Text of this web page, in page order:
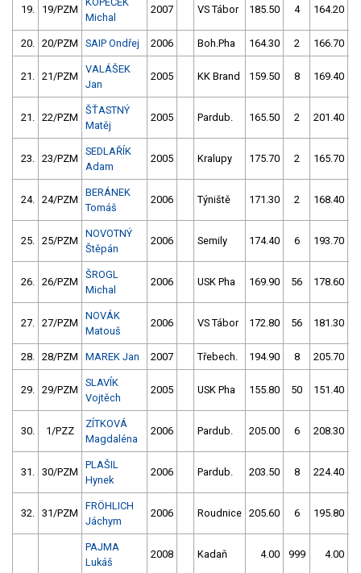
19. 19/PZM
Michal
2007 VS Tábor 185.50 4 164.20
20. 20/PZM SAIP Ondřej 2006 Boh.Pha 164.30 2 166.70
21. 21/PZM
VALÁŠEK
Jan
2005 KK Brand 159.50 8 169.40
21. 22/PZM
ŠŤASTNÝ
Matěj
2005 Pardub. 165.50 2 201.40
23. 23/PZM
SEDLAŘÍK
Adam
2005 Kralupy 175.70 2 165.70
24. 24/PZM
BERÁNEK
Tomáš
2006 Týniště 171.30 2 168.40
25. 25/PZM
NOVOTNÝ
Štěpán
2006 Semily 174.40 6 193.70
26. 26/PZM
ŠROGL
Michal
2006 USK Pha 169.90 56 178.60
27. 27/PZM
NOVÁK
Matouš
2006 VS Tábor 172.80 56 181.30
28. 28/PZM MAREK Jan 2007 Třebech. 194.90 8 205.70
29. 29/PZM
SLAVÍK
Vojtěch
2005 USK Pha 155.80 50 151.40
30. 1/PZZ
ZÍTKOVÁ
Magdaléna
2006 Pardub. 205.00 6 208.30
31. 30/PZM
PLAŠIL
Hynek
2006 Pardub. 203.50 8 224.40
32. 31/PZM
FRÖHLICH
Jáchym
2006 Roudnice 205.60 6 195.80
PAJMA
Lukáš
2008 Kadaň 4.00 999 4.00